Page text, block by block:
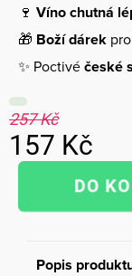
🍷 Víno chutná
🎁 Boží dárek
✨ Poctivéčeské
257 Kč
157 Kč
Měrná
Popis